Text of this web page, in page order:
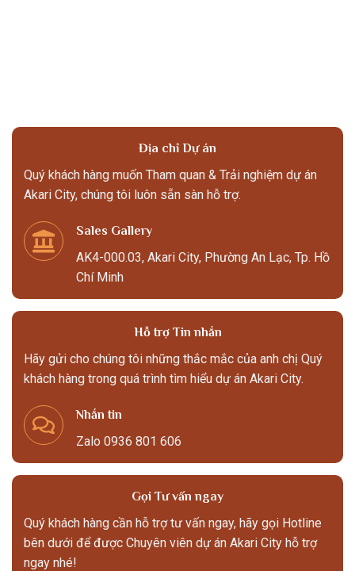
Địa chỉ Dự án
Quý khách hàng muốn Tham quan & Trải nghiệm dự án
Akari City, chúng tôi luôn sẵn sàn hỗ trợ.
Sales Gallery
AK4-000.03, Akari City, Phường An Lạc, Tp. Hồ
Chí Minh
Hỗ trợ Tin nhắn
Hãy gửi cho chúng tôi những thắc mắc của anh chị Quý
khách hàng trong quá trình tìm hiểu dự án Akari City.
Nhắn tin
Zalo 0936 801 606
Gọi Tư vấn ngay
Quý khách hàng cần hỗ trợ tư vấn ngay, hãy gọi Hotline
bên dưới để được Chuyên viên dự án Akari City hỗ trợ
ngay nhé!